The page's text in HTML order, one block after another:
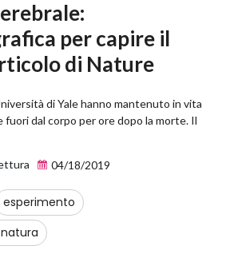
per capire il
di Nature
di Yale hanno mantenuto in vita
fuori dal corpo per ore dopo la morte. Il
04/18/2019
esperimento